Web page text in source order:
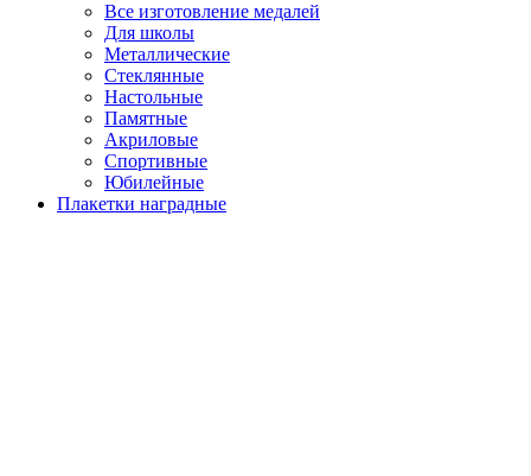
Все изготовление медалей
Для школы
Металлические
Стеклянные
Настольные
Памятные
Акриловые
Спортивные
Юбилейные
Плакетки наградные